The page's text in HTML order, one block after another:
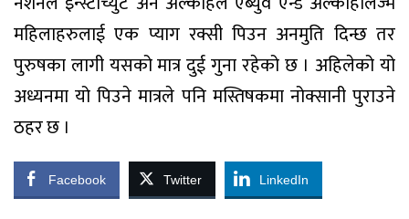
महिलाहरुलाई एक प्याग रक्सी पिउन अनमुति दिन्छ तर
पुरुषका लागी यसको मात्र दुई गुना रहेको छ । अहिलेको यो
अध्यनमा यो पिउने मात्रले पनि मस्तिषकमा नोक्सानी पुराउने
ठहर छ ।
Facebook Twitter LinkedIn